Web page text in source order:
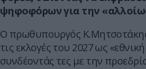
ψηφοφόρων για την
Ο πρωθυπουργός
τις εκλογές του 2027 ως
συνδέοντάς τες με την